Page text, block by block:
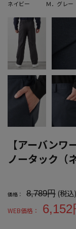
ネイビー
Ｍ．グレー
【アーバン
ノータック（
価格： 8,789円 (税込)
WEB価格： 6,152